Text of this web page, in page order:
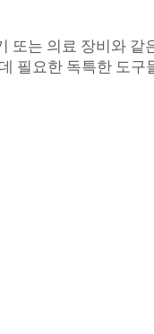
또는 의료 장비와 같
필요한 독특한 도구